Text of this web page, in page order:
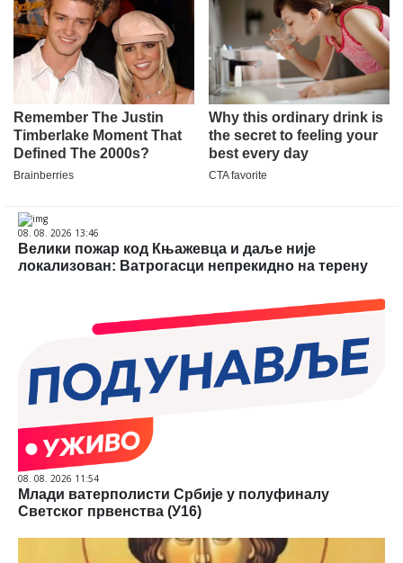
08. 08. 2026 13:46
Велики пожар код Књажевца и даље није
локализован: Ватрогасци непрекидно на терену
08. 08. 2026 11:54
Млади ватерполисти Србије у полуфиналу
Светског првенства (У16)